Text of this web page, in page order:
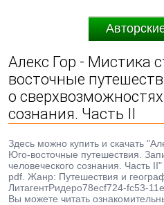
Алекс Гор - Мистика
восточные
о сверхвозможностях
сознания. Часть II
Здесь можно купить и скачать
Юго-восточные путешествия.
человеческого сознания. Часть
pdf. Жанр: Путешествия и
ЛитагентРидеро78ecf724-fc53-
Вы можете читать